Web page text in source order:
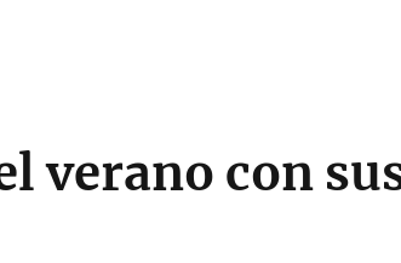
verano con